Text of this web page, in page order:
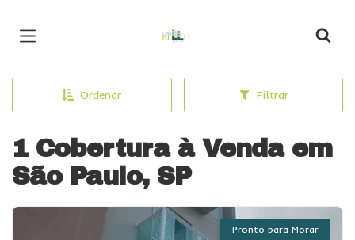
Ordenar Filtrar
1 Cobertura à Venda em
São Paulo, SP
Pronto para Morar